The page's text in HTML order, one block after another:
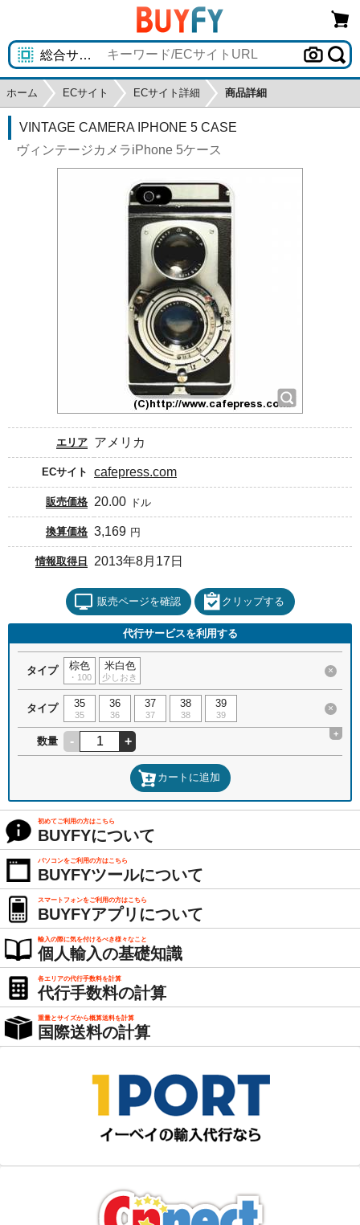
ホーム ECサイト ECサイト詳細 商品詳細
VINTAGE CAMERA IPHONE 5 CASE
ヴィンテージカメラiPhone 5ケース
エリア アメリカ
ECサイト cafepress.com
販売価格 20.00 ドル
換算価格 3,169 円
情報取得日 2013年8月17日
販売ページを確認 クリップする
代行サービスを利用する
タイプ 棕色
・100
米白色
少しおき
×
タイプ 35
35
36
36
37
37
38
38
39
39
×
数量 - +
+
カートに追加
初めてご利用の方はこちら
BUYFYについて
パソコンをご利用の方はこちら
BUYFYツールについて
スマートフォンをご利用の方はこちら
BUYFYアプリについて
輸入の際に気を付けるべき様々なこと
個人輸入の基礎知識
各エリアの代行手数料を計算
代行手数料の計算
重量とサイズから概算送料を計算
国際送料の計算